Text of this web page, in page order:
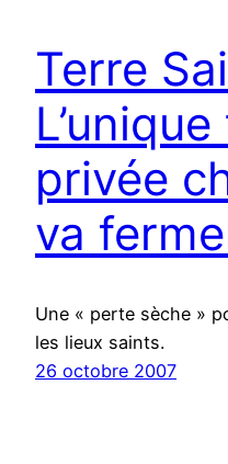
Terre
privée
va
Une « perte sèche »
les lieux saints.
26 octobre 2007